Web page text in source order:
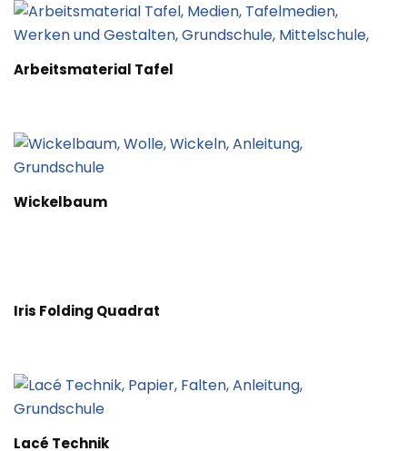
Arbeitsmaterial Tafel
Wickelbaum
Iris Folding Quadrat
Lacé Technik